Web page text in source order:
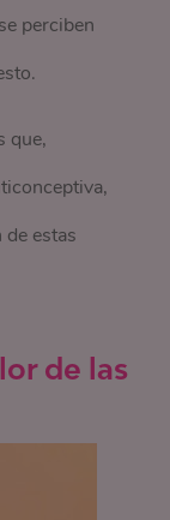
perciben
que,
estas
de las